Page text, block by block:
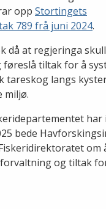
opp Stortingets
789 frå juni 2024.
då at regjeringa
føreslå tiltak for å
tareskog langs
miljø.
har i
bede
om
og tiltak